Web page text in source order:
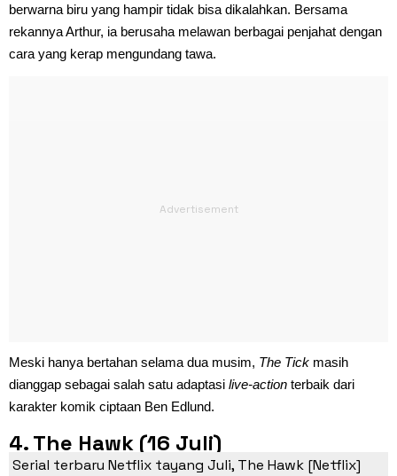
berwarna biru yang hampir tidak bisa dikalahkan. Bersama
rekannya Arthur, ia berusaha melawan berbagai penjahat dengan
cara yang kerap mengundang tawa.
Meski hanya bertahan selama dua musim, The Tick masih
dianggap sebagai salah satu adaptasi live-action terbaik dari
karakter komik ciptaan Ben Edlund.
4. The Hawk (16 Juli)
Serial terbaru Netflix tayang Juli, The Hawk [Netflix]